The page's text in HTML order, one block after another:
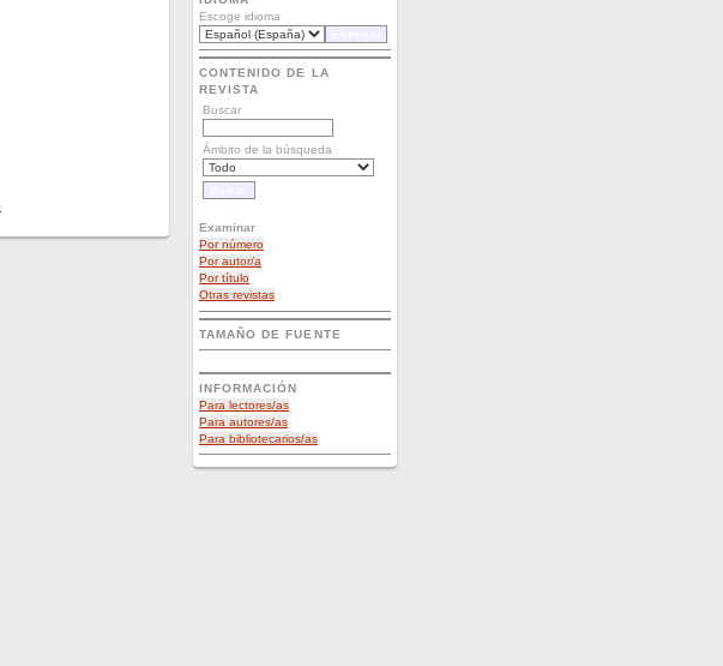
Escoge idioma
CONTENIDO DE LA
REVISTA
Buscar
Ámbito de la búsqueda
Examinar
Por número
Por autor/a
Por título
Otras revistas
TAMAÑO DE FUENTE
INFORMACIÓN
Para lectores/as
Para autores/as
Para bibliotecarios/as